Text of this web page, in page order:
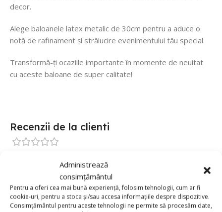
Administrează
consimțământul
Pentru a oferi cea mai bună experiență, folosim tehnologii, cum ar fi
cookie-uri, pentru a stoca și/sau accesa informațiile despre dispozitive.
Consimțământul pentru aceste tehnologii ne permite să procesăm date,
decor.
Alege baloanele latex metalic de 30cm pentru a aduce o
notă de rafinament și strălucire evenimentului tău special.
Transformă-ți ocaziile importante în momente de neuitat
cu aceste baloane de super calitate!
Recenzii de la clienti
0
0
0